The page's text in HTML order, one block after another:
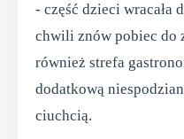
- część dzieci wracała
chwili znów pobiec do
również strefa
dodatkową
ciuchcią.